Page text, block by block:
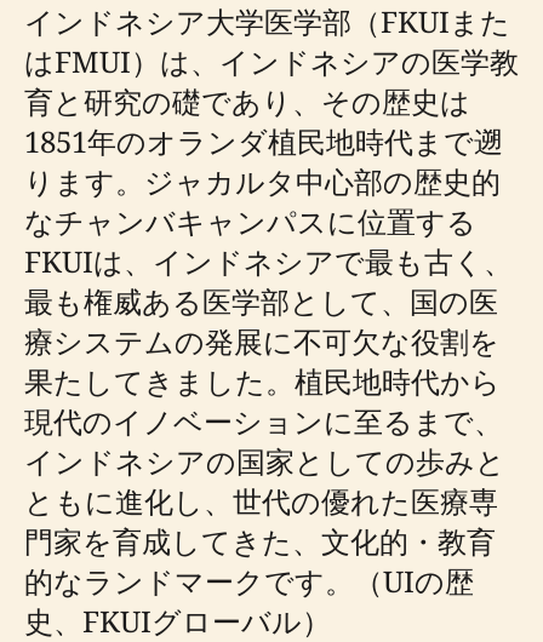
インドネシア大学医学部（FKUIまた
はFMUI）は、インドネシアの医学教
育と研究の礎であり、その歴史は
1851年のオランダ植民地時代まで遡
ります。ジャカルタ中心部の歴史的
なチャンバキャンパスに位置する
FKUIは、インドネシアで最も古く、
最も権威ある医学部として、国の医
療システムの発展に不可欠な役割を
果たしてきました。植民地時代から
現代のイノベーションに至るまで、
インドネシアの国家としての歩みと
ともに進化し、世代の優れた医療専
門家を育成してきた、文化的・教育
的なランドマークです。（UIの歴
史、FKUIグローバル）